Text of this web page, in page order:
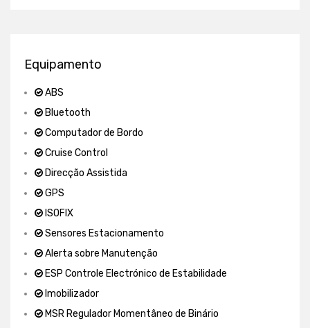
Equipamento
ABS
Bluetooth
Computador de Bordo
Cruise Control
Direcção Assistida
GPS
ISOFIX
Sensores Estacionamento
Alerta sobre Manutenção
ESP Controle Electrónico de Estabilidade
Imobilizador
MSR Regulador Momentâneo de Binário